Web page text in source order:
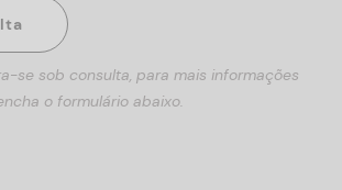
se sob consulta, para mais informações
o formulário abaixo.